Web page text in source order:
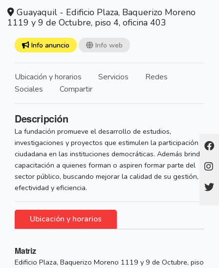
Guayaquil - Edificio Plaza, Baquerizo Moreno
1119 y 9 de Octubre, piso 4, oficina 403
Info anuncio Info web
Ubicación y horarios Servicios
Redes
Sociales
Compartir
Descripción
La fundación promueve el desarrollo de estudios,
investigaciones y proyectos que estimulen la participación
ciudadana en las instituciones democráticas. Además brinda
capacitación a quienes forman o aspiren formar parte del
sector público, buscando mejorar la calidad de su gestión,
efectividad y eficiencia.
Ubicación y horarios
Matriz
Edificio Plaza, Baquerizo Moreno 1119 y 9 de Octubre, piso